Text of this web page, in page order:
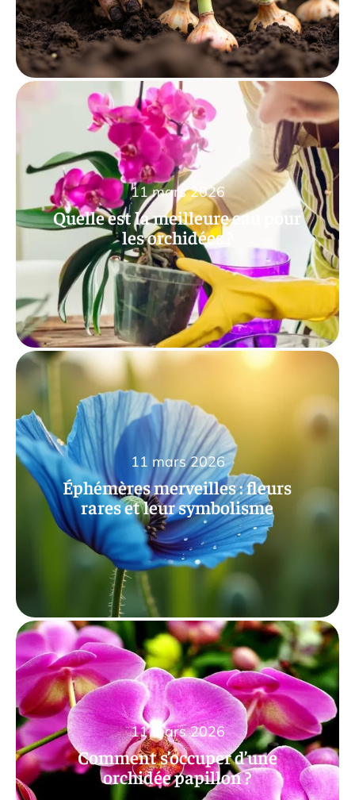
Quelle est la meilleure eau pour
les orchidées ?
11 mars 2026
Éphémères merveilles : fleurs
rares et leur symbolisme
11 mars 2026
Comment s’occuper d’une
orchidée papillon ?
11 mars 2026